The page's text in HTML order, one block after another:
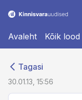
Avaleht Kõik lood
Tagasi
30.01.13, 15:56